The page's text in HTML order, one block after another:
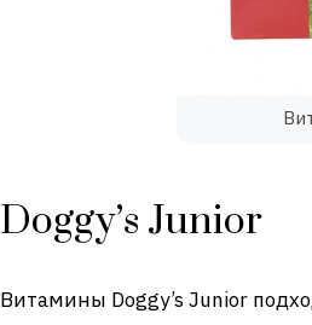
Doggy’s Junior
Витамины Doggy’s Junior